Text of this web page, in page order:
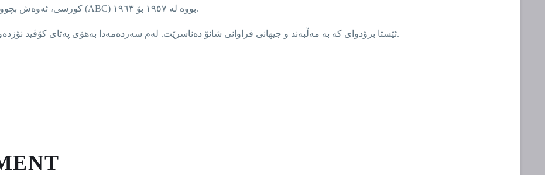
کورسی، ئەوەش بچووکترین شانۆیە لە برۆدوای کە ستۆدیۆی تەلەفیزیۆنی (ABC) بووە لە ١٩٥٧ بۆ ١٩٦٣.
ئێستا برۆدوای کە بە مەڵبەند و جیهانی فراوانی شانۆ دەناسرێت. لەم سەردەمەدا بەهۆی پەتای کۆڤید نۆزدەوە چالاکییە شانۆییەکانی دواخستووە تا بەروارێکی تر.